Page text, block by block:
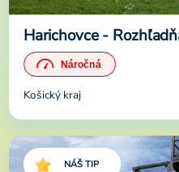
Harichovce -
Košický kraj
NÁŠ TIP